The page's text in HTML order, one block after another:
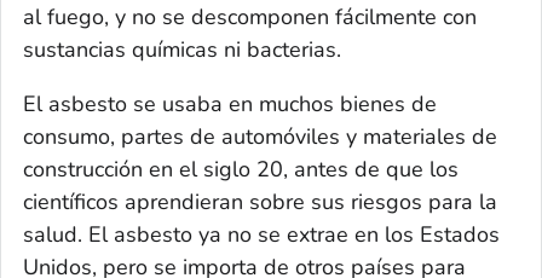
al fuego, y no se descomponen fácilmente con
sustancias químicas ni bacterias.
El asbesto se usaba en muchos bienes de
consumo, partes de automóviles y materiales de
construcción en el siglo 20, antes de que los
científicos aprendieran sobre sus riesgos para la
salud. El asbesto ya no se extrae en los Estados
Unidos, pero se importa de otros países para